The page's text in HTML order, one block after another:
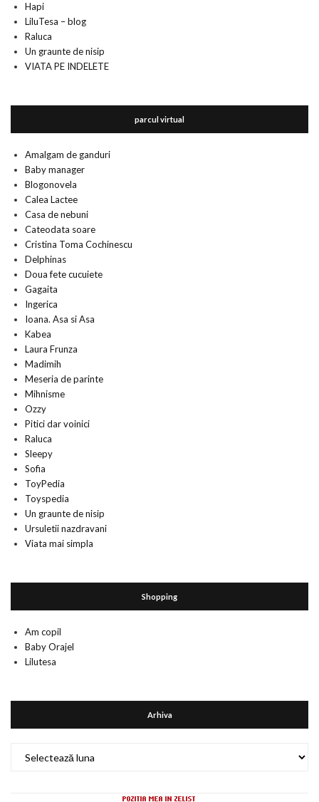
Hapi
LiluTesa – blog
Raluca
Un graunte de nisip
VIATA PE INDELETE
parcul virtual
Amalgam de ganduri
Baby manager
Blogonovela
Calea Lactee
Casa de nebuni
Cateodata soare
Cristina Toma Cochinescu
Delphinas
Doua fete cucuiete
Gagaita
Ingerica
Ioana. Asa si Asa
Kabea
Laura Frunza
Madimih
Meseria de parinte
Mihnisme
Ozzy
Pitici dar voinici
Raluca
Sleepy
Sofia
ToyPedia
Toyspedia
Un graunte de nisip
Ursuletii nazdravani
Viata mai simpla
Shopping
Am copil
Baby Orajel
Lilutesa
Arhiva